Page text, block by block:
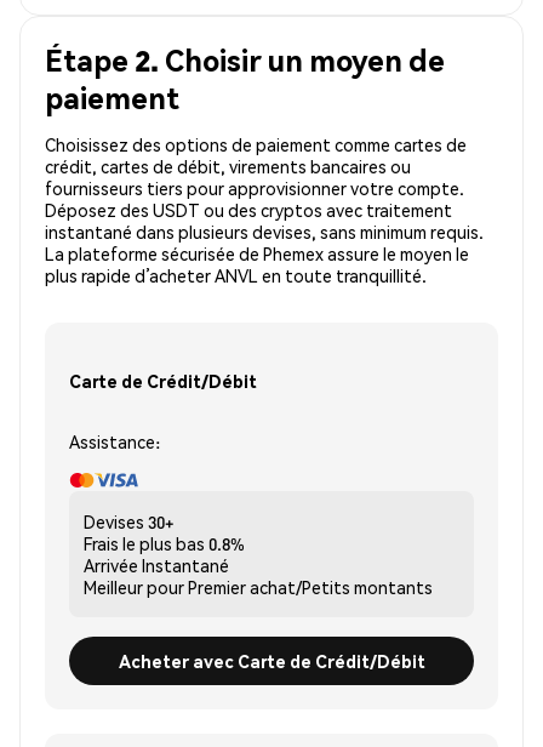
Étape 2. Choisir un moyen de
paiement
Choisissez des options de paiement comme cartes de
crédit, cartes de débit, virements bancaires ou
fournisseurs tiers pour approvisionner votre compte.
Déposez des USDT ou des cryptos avec traitement
instantané dans plusieurs devises, sans minimum requis.
La plateforme sécurisée de Phemex assure le moyen le
plus rapide d’acheter ANVL en toute tranquillité.
Carte de Crédit/Débit
Assistance:
Devises 30+
Frais le plus bas 0.8%
Arrivée Instantané
Meilleur pourPremier achat/Petits montants
Acheter avec Carte de Crédit/Débit